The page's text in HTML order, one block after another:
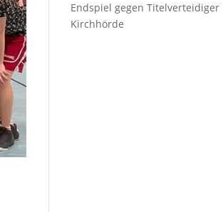
Endspiel gegen Titelverteidiger
Kirchhörde